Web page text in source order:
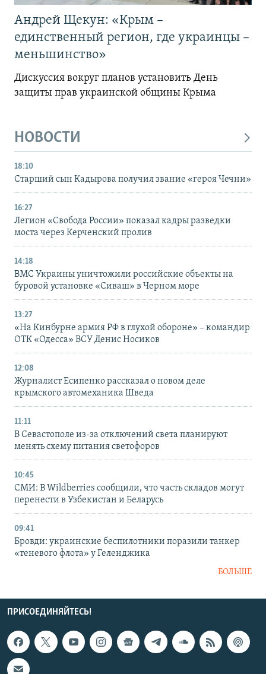
Андрей Щекун: «Крым –
единственный регион, где украинцы –
меньшинство»
Дискуссия вокруг планов установить День
защиты прав украинской общины Крыма
НОВОСТИ
18:10
Старший сын Кадырова получил звание «героя Чечни»
16:27
Легион «Свобода России» показал кадры разведки
моста через Керченский пролив
14:18
ВМС Украины уничтожили российские объекты на
буровой установке «Сиваш» в Черном море
13:27
«На Кинбурне армия РФ в глухой обороне» – командир
ОТК «Одесса» ВСУ Денис Носиков
12:08
Журналист Есипенко рассказал о новом деле
крымского автомеханика Шведа
11:11
В Севастополе из-за отключений света планируют
менять схему питания светофоров
10:45
СМИ: В Wildberries сообщили, что часть складов могут
перенести в Узбекистан и Беларусь
09:41
Бровди: украинские беспилотники поразили танкер
«теневого флота» у Геленджика
БОЛЬШЕ
ПРИСОЕДИНЯЙТЕСЬ!